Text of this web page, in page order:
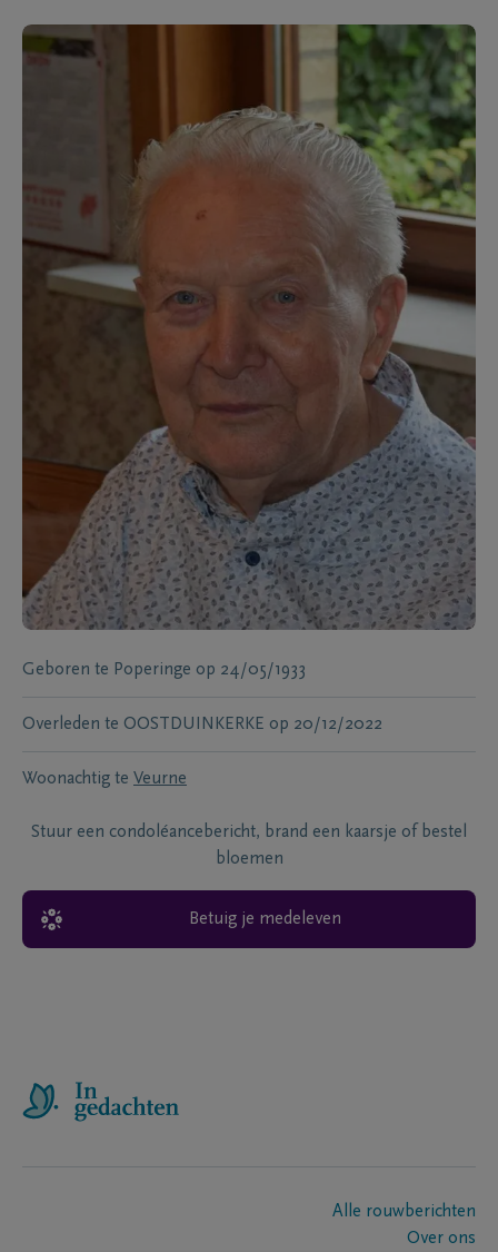
Geboren te Poperinge op 24/05/1933
Overleden te OOSTDUINKERKE op 20/12/2022
Woonachtig te Veurne
Stuur een condoléancebericht, brand een kaarsje of bestel
bloemen
Betuig je medeleven
Alle rouwberichten
Over ons